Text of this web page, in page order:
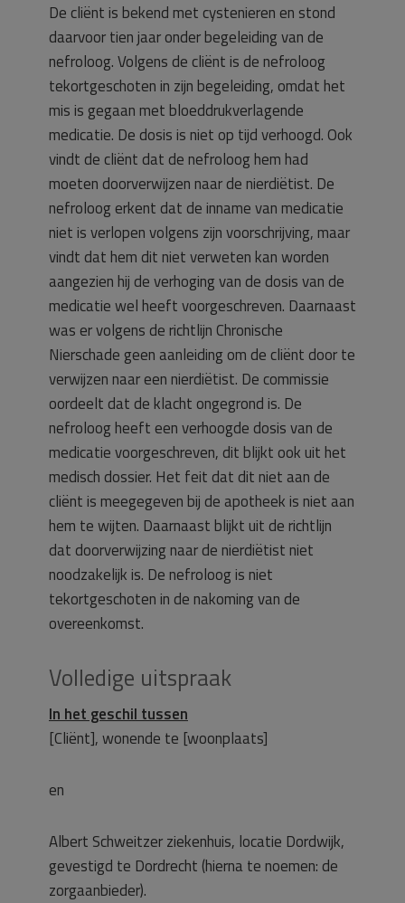
De cliënt is bekend met cystenieren en stond
daarvoor tien jaar onder begeleiding van de
nefroloog. Volgens de cliënt is de nefroloog
tekortgeschoten in zijn begeleiding, omdat het
mis is gegaan met bloeddrukverlagende
medicatie. De dosis is niet op tijd verhoogd. Ook
vindt de cliënt dat de nefroloog hem had
moeten doorverwijzen naar de nierdiëtist. De
nefroloog erkent dat de inname van medicatie
niet is verlopen volgens zijn voorschrijving, maar
vindt dat hem dit niet verweten kan worden
aangezien hij de verhoging van de dosis van de
medicatie wel heeft voorgeschreven. Daarnaast
was er volgens de richtlijn Chronische
Nierschade geen aanleiding om de cliënt door te
verwijzen naar een nierdiëtist. De commissie
oordeelt dat de klacht ongegrond is. De
nefroloog heeft een verhoogde dosis van de
medicatie voorgeschreven, dit blijkt ook uit het
medisch dossier. Het feit dat dit niet aan de
cliënt is meegegeven bij de apotheek is niet aan
hem te wijten. Daarnaast blijkt uit de richtlijn
dat doorverwijzing naar de nierdiëtist niet
noodzakelijk is. De nefroloog is niet
tekortgeschoten in de nakoming van de
overeenkomst.
Volledige uitspraak
In het geschil tussen
[Cliënt], wonende te [woonplaats]
en
Albert Schweitzer ziekenhuis, locatie Dordwijk,
gevestigd te Dordrecht (hierna te noemen: de
zorgaanbieder).